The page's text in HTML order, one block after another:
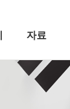
자료